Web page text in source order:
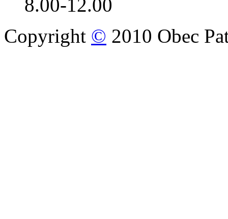
8.00-12.00
Copyright © 2010 Obec